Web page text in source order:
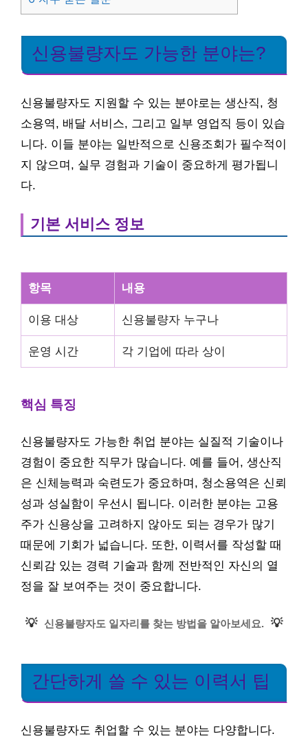
신용불량자도 가능한 분야는?
신용불량자도 지원할 수 있는 분야로는 생산직, 청
소용역, 배달 서비스, 그리고 일부 영업직 등이 있습
니다. 이들 분야는 일반적으로 신용조회가 필수적이
지 않으며, 실무 경험과 기술이 중요하게 평가됩니
다.
기본 서비스 정보
항목 내용
이용 대상 신용불량자 누구나
운영 시간 각 기업에 따라 상이
핵심 특징
신용불량자도 가능한 취업 분야는 실질적 기술이나
경험이 중요한 직무가 많습니다. 예를 들어, 생산직
은 신체능력과 숙련도가 중요하며, 청소용역은 신뢰
성과 성실함이 우선시 됩니다. 이러한 분야는 고용
주가 신용상을 고려하지 않아도 되는 경우가 많기
때문에 기회가 넓습니다. 또한, 이력서를 작성할 때
신뢰감 있는 경력 기술과 함께 전반적인 자신의 열
정을 잘 보여주는 것이 중요합니다.
💡 신용불량자도 일자리를 찾는 방법을 알아보세요. 💡
간단하게 쓸 수 있는 이력서 팁
신용불량자도 취업할 수 있는 분야는 다양합니다.